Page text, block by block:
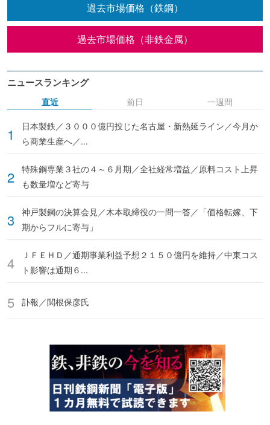
過去市場価格（鉄鋼）
過去市場価格（非鉄金属）
ニュースランキング
直近
日本製鉄／３０００億円投じた名古屋・新熱延ライン／今月か
ら商業生産へ／...
特殊鋼専業３社の４～６月期／全社経常増益／原料コスト上昇
も数量増など寄与
神戸製鋼の決算会見／木本取締役の一問一答／「価格転嫁、下
期からフルに寄与」
ＪＦＥＨＤ／通期事業利益予想２１５０億円を維持／中東コス
ト影響は通期６...
訃報／関根保彦氏
前日 一週間